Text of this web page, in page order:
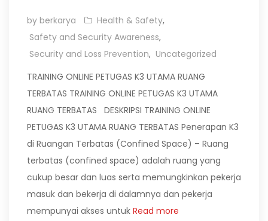
by berkarya Health & Safety,
Safety and Security Awareness,
Security and Loss Prevention, Uncategorized
TRAINING ONLINE PETUGAS K3 UTAMA RUANG
TERBATAS TRAINING ONLINE PETUGAS K3 UTAMA
RUANG TERBATAS DESKRIPSI TRAINING ONLINE
PETUGAS K3 UTAMA RUANG TERBATAS Penerapan K3
di Ruangan Terbatas (Confined Space) – Ruang
terbatas (confined space) adalah ruang yang
cukup besar dan luas serta memungkinkan pekerja
masuk dan bekerja di dalamnya dan pekerja
mempunyai akses untuk Read more